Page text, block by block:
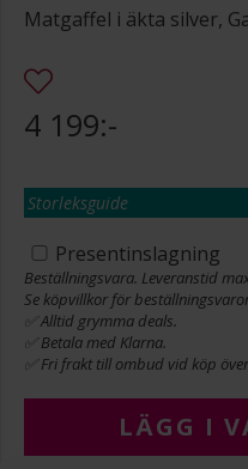
Matgaffel i äkta silver,
4 199:-
Storleksguide
Presentinslagning
Beställningsvara. Leveranstid
Se köpvillkor för
✅ Alltid grymma deals.
✅ Betala med Klarna.
✅ Fri frakt till ombud vid köp
LÄGG I